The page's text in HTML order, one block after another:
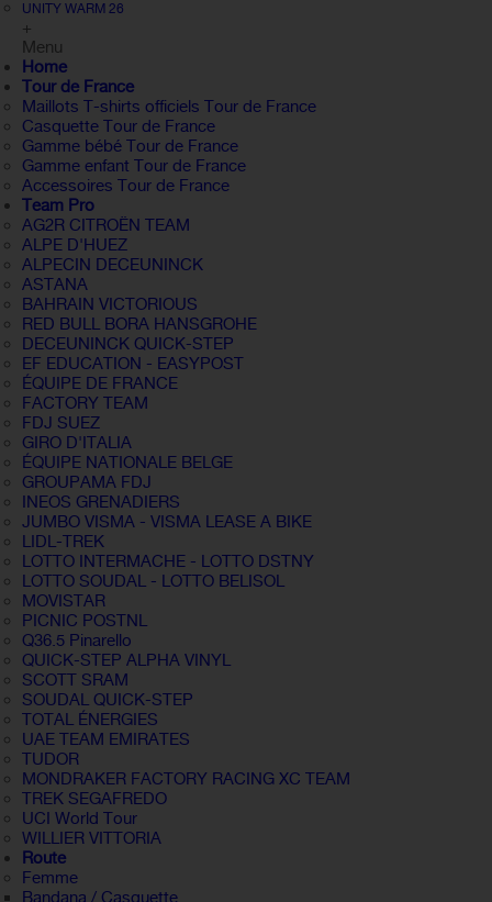
UNITY WARM 26
+
Menu
Home
Tour de France
Maillots T-shirts officiels Tour de France
Casquette Tour de France
Gamme bébé Tour de France
Gamme enfant Tour de France
Accessoires Tour de France
Team Pro
AG2R CITROËN TEAM
ALPE D'HUEZ
ALPECIN DECEUNINCK
ASTANA
BAHRAIN VICTORIOUS
RED BULL BORA HANSGROHE
DECEUNINCK QUICK-STEP
EF EDUCATION - EASYPOST
ÉQUIPE DE FRANCE
FACTORY TEAM
FDJ SUEZ
GIRO D'ITALIA
ÉQUIPE NATIONALE BELGE
GROUPAMA FDJ
INEOS GRENADIERS
JUMBO VISMA - VISMA LEASE A BIKE
LIDL-TREK
LOTTO INTERMACHE - LOTTO DSTNY
LOTTO SOUDAL - LOTTO BELISOL
MOVISTAR
PICNIC POSTNL
Q36.5 Pinarello
QUICK-STEP ALPHA VINYL
SCOTT SRAM
SOUDAL QUICK-STEP
TOTAL ÉNERGIES
UAE TEAM EMIRATES
TUDOR
MONDRAKER FACTORY RACING XC TEAM
TREK SEGAFREDO
UCI World Tour
WILLIER VITTORIA
Route
Femme
Bandana / Casquette